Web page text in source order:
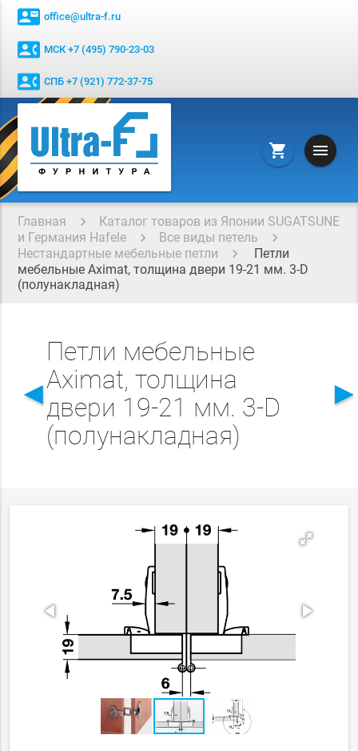
contact_mail office@ultra-f.ru
contact_phone МСК +7 (495) 790-23-03
contact_phone СПБ +7 (921) 772-37-75
shopping_cart menu
Главная
Каталог товаров из Японии SUGATSUNE
и Германия Hafele
Все виды петель
Нестандартные мебельные петли
Петли
мебельные Aximat, толщина двери 19-21 мм. 3-D
(полунакладная)
◄
Петли мебельные
Aximat, толщина
двери 19-21 мм. 3-D
(полунакладная)